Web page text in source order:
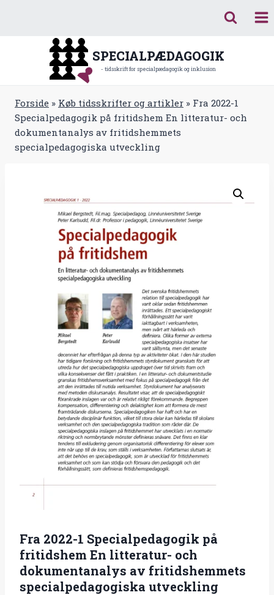
SPECIALPÆDAGOGIK
- tidsskrift for specialpædagogik og inklusion
Forside » Køb tidsskrifter og artikler » Fra 2022-1
Specialpedagogik på fritidshem En litteratur- och
dokumentanalys av fritidshemmets
specialpedagogiska utveckling
Fra 2022-1 Specialpedagogik på
fritidshem En litteratur- och
dokumentanalys av fritidshemmets
specialpedagogiska utveckling